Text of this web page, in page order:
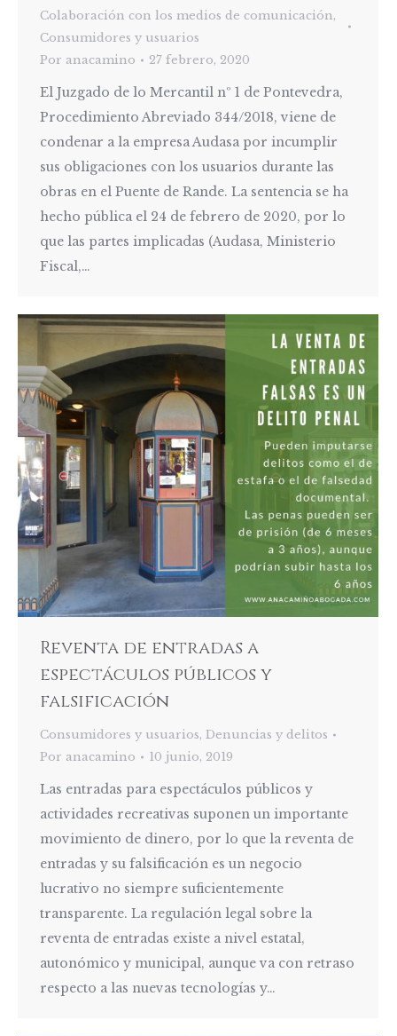
Colaboración con los medios de comunicación,
Consumidores y usuarios
Por anacamino 27 febrero, 2020
El Juzgado de lo Mercantil nº 1 de Pontevedra,
Procedimiento Abreviado 344/2018, viene de
condenar a la empresa Audasa por incumplir
sus obligaciones con los usuarios durante las
obras en el Puente de Rande. La sentencia se ha
hecho pública el 24 de febrero de 2020, por lo
que las partes implicadas (Audasa, Ministerio
Fiscal,…
Reventa de entradas a
espectáculos públicos y
falsificación
Consumidores y usuarios, Denuncias y delitos
Por anacamino 10 junio, 2019
Las entradas para espectáculos públicos y
actividades recreativas suponen un importante
movimiento de dinero, por lo que la reventa de
entradas y su falsificación es un negocio
lucrativo no siempre suficientemente
transparente. La regulación legal sobre la
reventa de entradas existe a nivel estatal,
autonómico y municipal, aunque va con retraso
respecto a las nuevas tecnologías y…